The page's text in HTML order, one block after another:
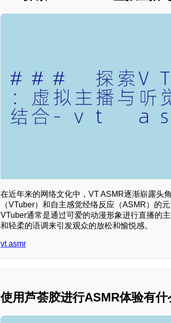
在近年来的网络文化中，VT ASMR逐渐崭露头
（VTuber）和自主感觉经络反应（ASMR）的
VTuber通常是通过可爱的动漫形象进行直播的
和轻柔的语调来引发观众的放松和愉悦感。
vt asmr
使用芦荟胶进行ASMR体验有什